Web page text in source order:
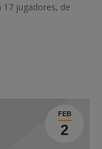
17 jugadores, de
FEB
2